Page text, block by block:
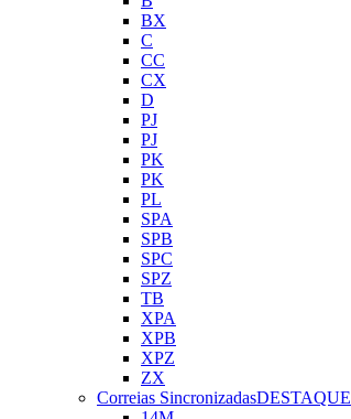
BX
C
CC
CX
D
PJ
PJ
PK
PK
PL
SPA
SPB
SPC
SPZ
TB
XPA
XPB
XPZ
ZX
Correias SincronizadasDESTAQUE